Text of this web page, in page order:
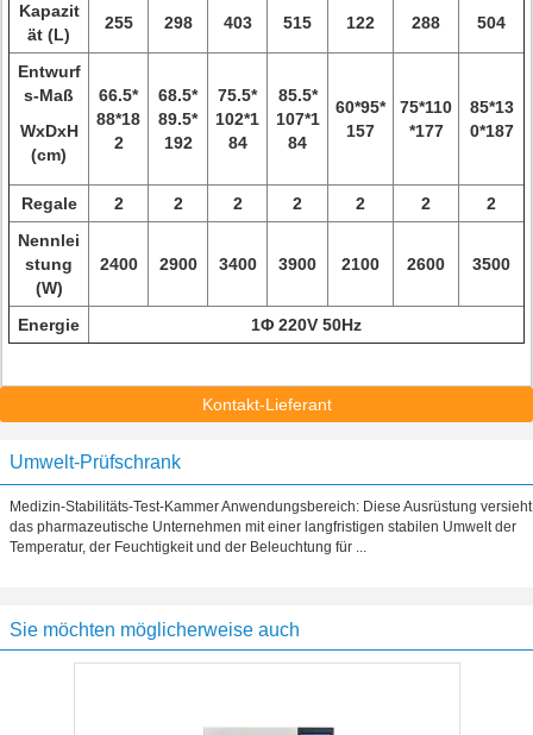
Kapazit
ät (L)
255 298 403 515 122 288 504
Entwurf
s-Maß
WxDxH
(cm)
66.5*
88*18
2
68.5*
89.5*
192
75.5*
102*1
84
85.5*
107*1
84
60*95*
157
75*110
*177
85*13
0*187
Regale 2 2 2 2 2 2
2
Nennlei
stung
(W)
2400 2900 3400 3900 2100 2600 3500
Energie 1Φ 220V 50Hz
Kontakt-Lieferant
Umwelt-Prüfschrank
Medizin-Stabilitäts-Test-Kammer Anwendungsbereich: Diese Ausrüstung versieht
das pharmazeutische Unternehmen mit einer langfristigen stabilen Umwelt der
Temperatur, der Feuchtigkeit und der Beleuchtung für ...
Sie möchten möglicherweise auch